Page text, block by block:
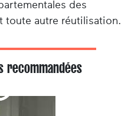
des
toute autre réutilisation.
recommandées